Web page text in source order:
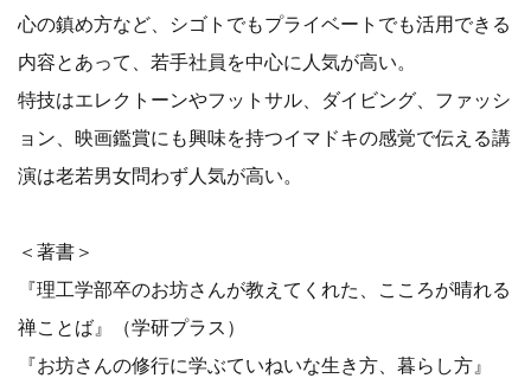
心の鎮め方など、シゴトでもプライベートでも活用できる
内容とあって、若手社員を中心に人気が高い。
特技はエレクトーンやフットサル、ダイビング、ファッシ
ョン、映画鑑賞にも興味を持つイマドキの感覚で伝える講
演は老若男女問わず人気が高い。
＜著書＞
『理工学部卒のお坊さんが教えてくれた、こころが晴れる
禅ことば』（学研プラス）
『お坊さんの修行に学ぶていねいな生き方、暮らし方』